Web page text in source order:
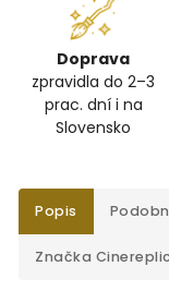
Doprava
zpravidla do 2–3
prac. dní i na
Slovensko
Popis
Značka